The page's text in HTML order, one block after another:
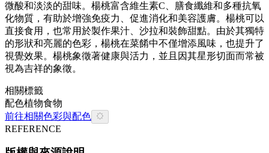
微酸和淡淡的甜味。楊桃富含維生素C、膳食纖維和多種抗氧
化物質，有助於增強免疫力、促進消化和美容護膚。楊桃可以
直接食用，也常用於製作果汁、沙拉和裝飾甜點。由於其獨特
的形狀和亮麗的色彩，楊桃在菜餚中不僅增添風味，也提升了
視覺效果。楊桃象徵著健康與活力，並且因其星形切面而常被
視為吉祥的象徵。
相關標籤
配色植物食物
前往相關色彩與配色
REFERENCE